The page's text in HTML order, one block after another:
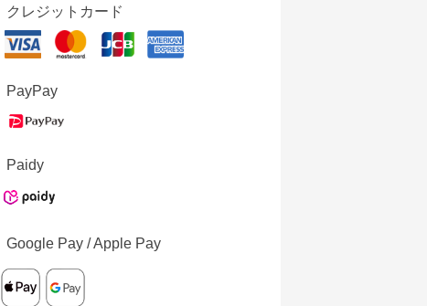
クレジットカード
PayPay
Paidy
Google Pay / Apple Pay